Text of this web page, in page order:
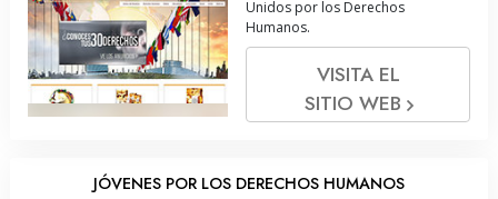
Unidos por los Derechos
Humanos.
VISITA EL
SITIO WEB
JÓVENES POR LOS DERECHOS HUMANOS